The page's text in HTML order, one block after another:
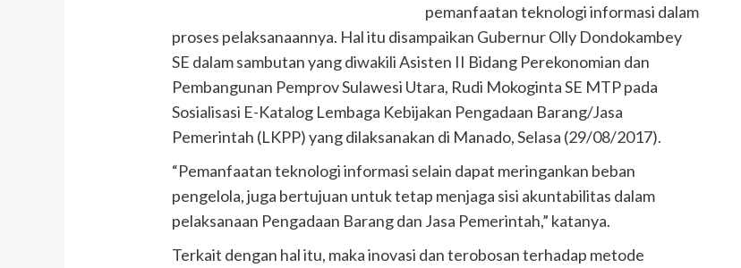
pemanfaatan teknologi informasi dalam
proses pelaksanaannya. Hal itu disampaikan Gubernur Olly Dondokambey
SE dalam sambutan yang diwakili Asisten II Bidang Perekonomian dan
Pembangunan Pemprov Sulawesi Utara, Rudi Mokoginta SE MTP pada
Sosialisasi E-Katalog Lembaga Kebijakan Pengadaan Barang/Jasa
Pemerintah (LKPP) yang dilaksanakan di Manado, Selasa (29/08/2017).
“Pemanfaatan teknologi informasi selain dapat meringankan beban
pengelola, juga bertujuan untuk tetap menjaga sisi akuntabilitas dalam
pelaksanaan Pengadaan Barang dan Jasa Pemerintah,” katanya.
Terkait dengan hal itu, maka inovasi dan terobosan terhadap metode